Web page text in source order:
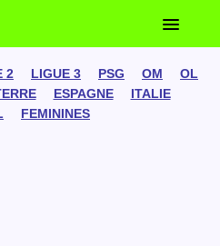
2 LIGUE 3 PSG OM
OL
ESPAGNE
ITALIE
FEMININES